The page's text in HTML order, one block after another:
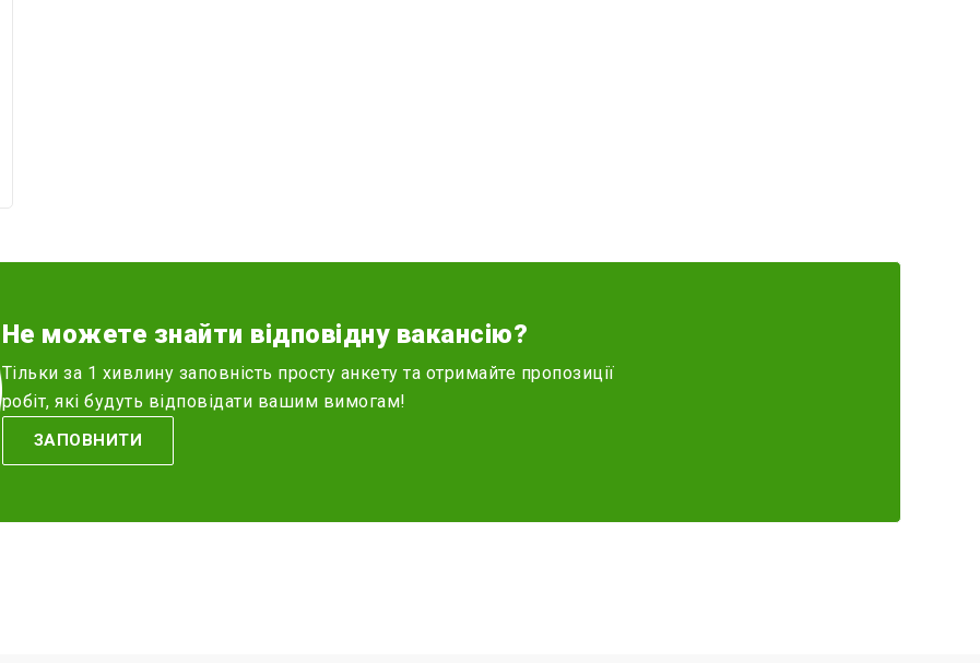
Не можете знайти відповідну вакансію?
Тільки за 1 хивлину заповність просту анкету та отримайте пропозиції
робіт, які будуть відповідати вашим вимогам!
ЗАПОВНИТИ